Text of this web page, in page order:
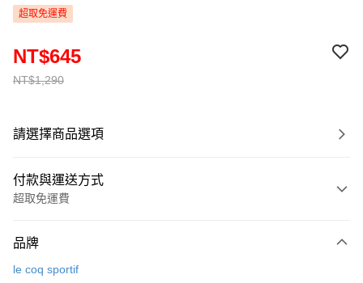
超取免運費
NT$1,290
NT$645
請選擇商品選項
付款與運送方式
超取免運費
信用卡一次付款
品牌
le coq sportif